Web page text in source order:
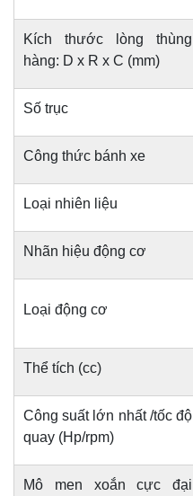
Kích thước lòng thùng
hàng: D x R x C (mm)
Số trục
Công thức bánh xe
Loại nhiên liệu
Nhãn hiệu động cơ
Loại động cơ
Thể tích (cc)
Công suất lớn nhất /tốc độ
quay (Hp/rpm)
Mô men xoắn cực đại